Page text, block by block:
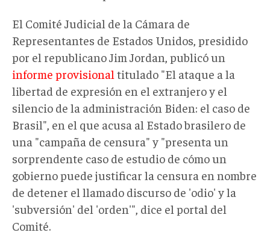
El Comité Judicial de la Cámara de
Representantes de Estados Unidos, presidido
por el republicano Jim Jordan, publicó un
informe provisional titulado "El ataque a la
libertad de expresión en el extranjero y el
silencio de la administración Biden: el caso de
Brasil", en el que acusa al Estado brasilero de
una "campaña de censura" y "presenta un
sorprendente caso de estudio de cómo un
gobierno puede justificar la censura en nombre
de detener el llamado discurso de 'odio' y la
'subversión' del 'orden'", dice el portal del
Comité.